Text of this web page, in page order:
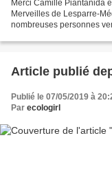
Merci Camille Piantanida
Merveilles de Lesparre-
nombreuses personnes
Publié le 07/05/2019 à
Par ecologirl